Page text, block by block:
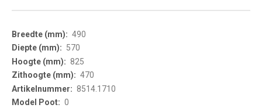
More
Information
490
570
825
470
8514.1710
0